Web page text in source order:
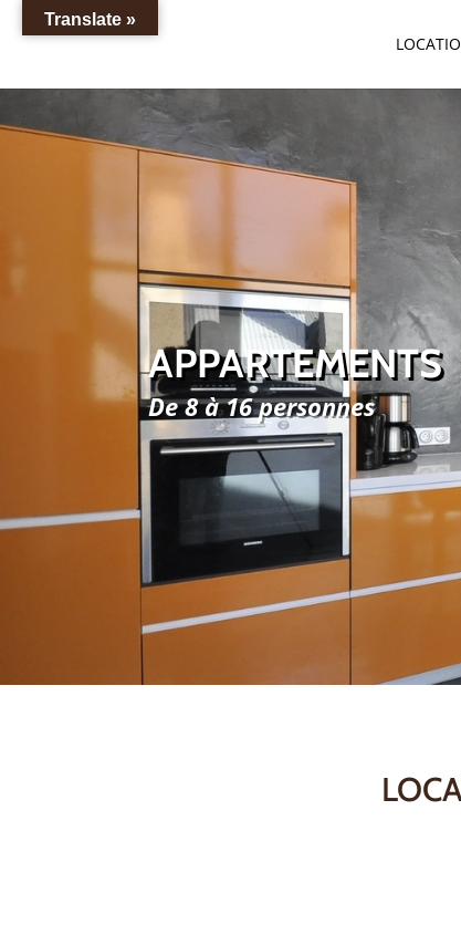
APPARTEMENTS
De 8 à 16 personnes
Translate »